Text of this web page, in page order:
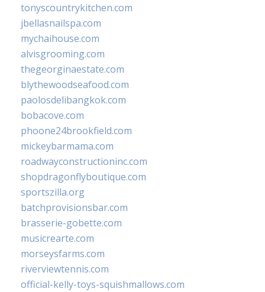
tonyscountrykitchen.com
jbellasnailspa.com
mychaihouse.com
alvisgrooming.com
thegeorginaestate.com
blythewoodseafood.com
paolosdelibangkok.com
bobacove.com
phoone24brookfield.com
mickeybarmama.com
roadwayconstructioninc.com
shopdragonflyboutique.com
sportszilla.org
batchprovisionsbar.com
brasserie-gobette.com
musicrearte.com
morseysfarms.com
riverviewtennis.com
official-kelly-toys-squishmallows.com